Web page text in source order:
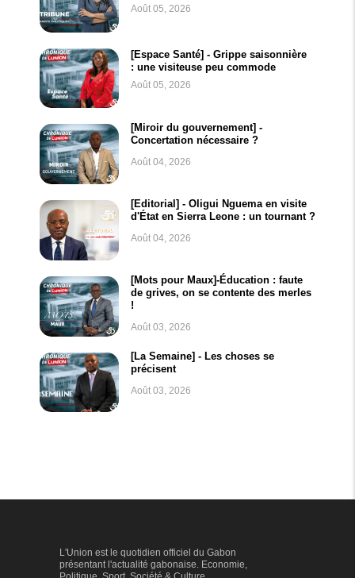
Août 05, 2026
[Espace Santé] - Grippe saisonnière
: une visiteuse peu commode
Août 05, 2026
[Miroir du gouvernement] -
Concertation nécessaire ?
Août 04, 2026
[Editorial] - Oligui Nguema en visite
d'État en Sierra Leone : un tournant ?
Août 04, 2026
[Mots pour Maux]-Éducation : faute
de grives, on se contente des merles
!
Août 03, 2026
[La Semaine] - Les choses se
précisent
Août 03, 2026
L'Union est le quotidien officiel du Gabon
présentant l'actualité gabonaise. Economie,